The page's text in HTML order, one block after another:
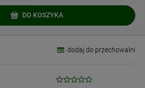
DO KOSZYKA
dodaj do przechowalni